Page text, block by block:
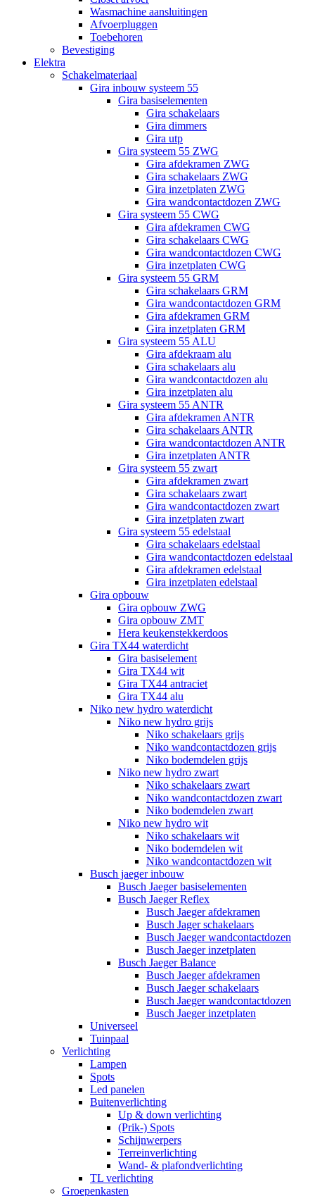
Wasmachine aansluitingen
Afvoerpluggen
Toebehoren
Bevestiging
Elektra
Schakelmateriaal
Gira inbouw systeem 55
Gira basiselementen
Gira schakelaars
Gira dimmers
Gira utp
Gira systeem 55 ZWG
Gira afdekramen ZWG
Gira schakelaars ZWG
Gira inzetplaten ZWG
Gira wandcontactdozen ZWG
Gira systeem 55 CWG
Gira afdekramen CWG
Gira schakelaars CWG
Gira wandcontactdozen CWG
Gira inzetplaten CWG
Gira systeem 55 GRM
Gira schakelaars GRM
Gira wandcontactdozen GRM
Gira afdekramen GRM
Gira inzetplaten GRM
Gira systeem 55 ALU
Gira afdekraam alu
Gira schakelaars alu
Gira wandcontactdozen alu
Gira inzetplaten alu
Gira systeem 55 ANTR
Gira afdekramen ANTR
Gira schakelaars ANTR
Gira wandcontactdozen ANTR
Gira inzetplaten ANTR
Gira systeem 55 zwart
Gira afdekramen zwart
Gira schakelaars zwart
Gira wandcontactdozen zwart
Gira inzetplaten zwart
Gira systeem 55 edelstaal
Gira schakelaars edelstaal
Gira wandcontactdozen edelstaal
Gira afdekramen edelstaal
Gira inzetplaten edelstaal
Gira opbouw
Gira opbouw ZWG
Gira opbouw ZMT
Hera keukenstekkerdoos
Gira TX44 waterdicht
Gira basiselement
Gira TX44 wit
Gira TX44 antraciet
Gira TX44 alu
Niko new hydro waterdicht
Niko new hydro grijs
Niko schakelaars grijs
Niko wandcontactdozen grijs
Niko bodemdelen grijs
Niko new hydro zwart
Niko schakelaars zwart
Niko wandcontactdozen zwart
Niko bodemdelen zwart
Niko new hydro wit
Niko schakelaars wit
Niko bodemdelen wit
Niko wandcontactdozen wit
Busch jaeger inbouw
Busch Jaeger basiselementen
Busch Jaeger Reflex
Busch Jaeger afdekramen
Busch Jager schakelaars
Busch Jaeger wandcontactdozen
Busch Jaeger inzetplaten
Busch Jaeger Balance
Busch Jaeger afdekramen
Busch Jaeger schakelaars
Busch Jaeger wandcontactdozen
Busch Jaeger inzetplaten
Universeel
Tuinpaal
Verlichting
Lampen
Spots
Led panelen
Buitenverlichting
Up & down verlichting
(Prik-) Spots
Schijnwerpers
Terreinverlichting
Wand- & plafondverlichting
TL verlichting
Groepenkasten